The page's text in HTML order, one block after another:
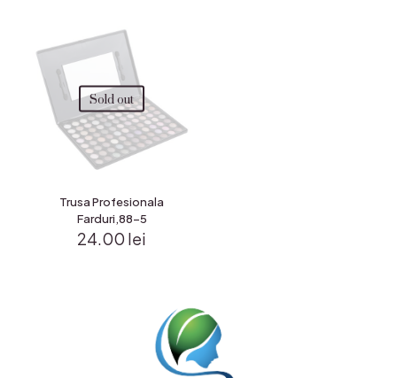
Sold out
Trusa Profesionala
Farduri,88-5
24.00 lei